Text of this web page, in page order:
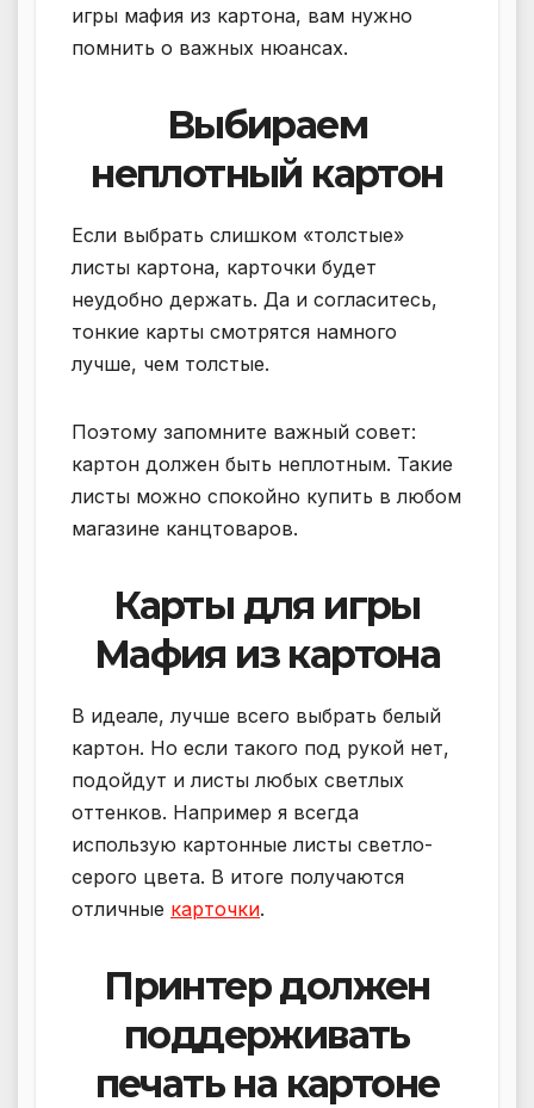
игры мафия из картона, вам нужно
помнить о важных нюансах.
Выбираем
неплотный картон
Если выбрать слишком «толстые»
листы картона, карточки будет
неудобно держать. Да и согласитесь,
тонкие карты смотрятся намного
лучше, чем толстые.
Поэтому запомните важный совет:
картон должен быть неплотным. Такие
листы можно спокойно купить в любом
магазине канцтоваров.
Карты для игры
Мафия из картона
В идеале, лучше всего выбрать белый
картон. Но если такого под рукой нет,
подойдут и листы любых светлых
оттенков. Например я всегда
использую картонные листы светло-
серого цвета. В итоге получаются
отличные карточки.
Принтер должен
поддерживать
печать на картоне